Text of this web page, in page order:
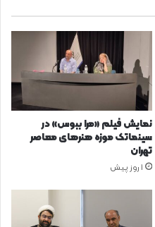
نمایش فیلم «مرا ببوس» در
سینماتک موزه هنرهای معاصر
تهران
1 روز پیش